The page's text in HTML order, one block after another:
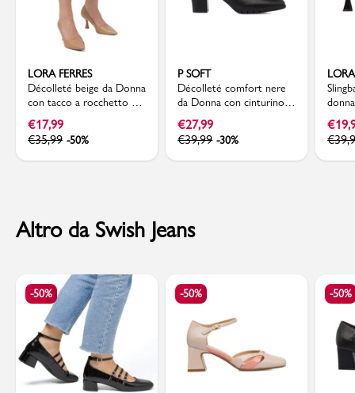
LORA FERRES
Décolleté beige da Donna
con tacco a rocchetto 7
cm Lora Ferres
€17,99
€35,99 -50%
P SOFT
Décolleté comfort nere
da Donna con cinturino e
tacco a blocco 7 cm P
Soft
€27,99
€39,99 -30%
€
€
Altro da Swish Jeans
-50% -50% -50%